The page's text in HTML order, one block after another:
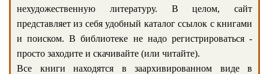
нехудожественную литературу. В целом, сайт
представляет из себя удобный каталог ссылок с книгами
и поиском. В библиотеке не надо регистрироваться -
просто заходите и скачивайте (или читайте).
Все книги находятся в заархивированном виде в